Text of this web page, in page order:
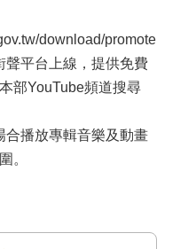
download/promote
聲平台上線，提供免費
部YouTube頻道搜尋
合播放專輯音樂及動畫
。